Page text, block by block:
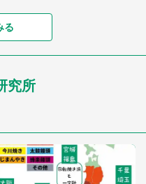
〝店頭駄々こね〟の内容に1.
売り場ならまだしも...」「ハ
猫、激写される 「これもう
幹線で大パニック。隣席の青
お願いしたら...」 体験談に
る
究所